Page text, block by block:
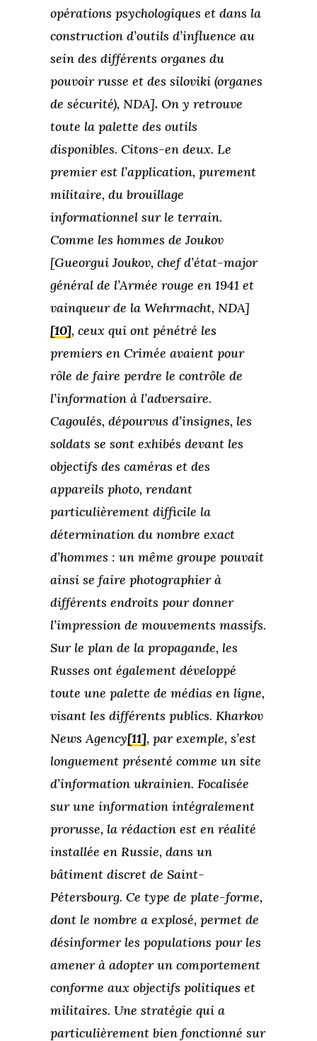
opérations psychologiques et dans la
construction d’outils d’influence au
sein des différents organes du
pouvoir russe et des siloviki (organes
de sécurité), NDA]. On y retrouve
toute la palette des outils
disponibles. Citons-en deux. Le
premier est l’application, purement
militaire, du brouillage
informationnel sur le terrain.
Comme les hommes de Joukov
[Gueorgui Joukov, chef d’état-major
général de l’Armée rouge en 1941 et
vainqueur de la Wehrmacht, NDA]
[10], ceux qui ont pénétré les
premiers en Crimée avaient pour
rôle de faire perdre le contrôle de
l’information à l’adversaire.
Cagoulés, dépourvus d’insignes, les
soldats se sont exhibés devant les
objectifs des caméras et des
appareils photo, rendant
particulièrement difficile la
détermination du nombre exact
d’hommes : un même groupe pouvait
ainsi se faire photographier à
différents endroits pour donner
l’impression de mouvements massifs.
Sur le plan de la propagande, les
Russes ont également développé
toute une palette de médias en ligne,
visant les différents publics. Kharkov
News Agency[11], par exemple, s’est
longuement présenté comme un site
d’information ukrainien. Focalisée
sur une information intégralement
prorusse, la rédaction est en réalité
installée en Russie, dans un
bâtiment discret de Saint-
Pétersbourg. Ce type de plate-forme,
dont le nombre a explosé, permet de
désinformer les populations pour les
amener à adopter un comportement
conforme aux objectifs politiques et
militaires. Une stratégie qui a
particulièrement bien fonctionné sur